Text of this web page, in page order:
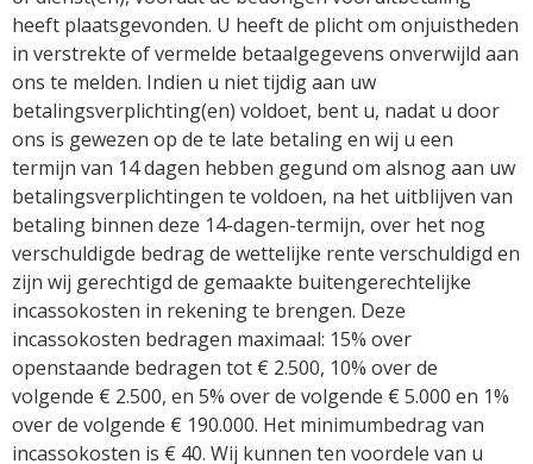
heeft plaatsgevonden. U heeft de plicht om onjuistheden
in verstrekte of vermelde betaalgegevens onverwijld aan
ons te melden. Indien u niet tijdig aan uw
betalingsverplichting(en) voldoet, bent u, nadat u door
ons is gewezen op de te late betaling en wij u een
termijn van 14 dagen hebben gegund om alsnog aan uw
betalingsverplichtingen te voldoen, na het uitblijven van
betaling binnen deze 14-dagen-termijn, over het nog
verschuldigde bedrag de wettelijke rente verschuldigd en
zijn wij gerechtigd de gemaakte buitengerechtelijke
incassokosten in rekening te brengen. Deze
incassokosten bedragen maximaal: 15% over
openstaande bedragen tot € 2.500, 10% over de
volgende € 2.500, en 5% over de volgende € 5.000 en 1%
over de volgende € 190.000. Het minimumbedrag van
incassokosten is € 40. Wij kunnen ten voordele van u